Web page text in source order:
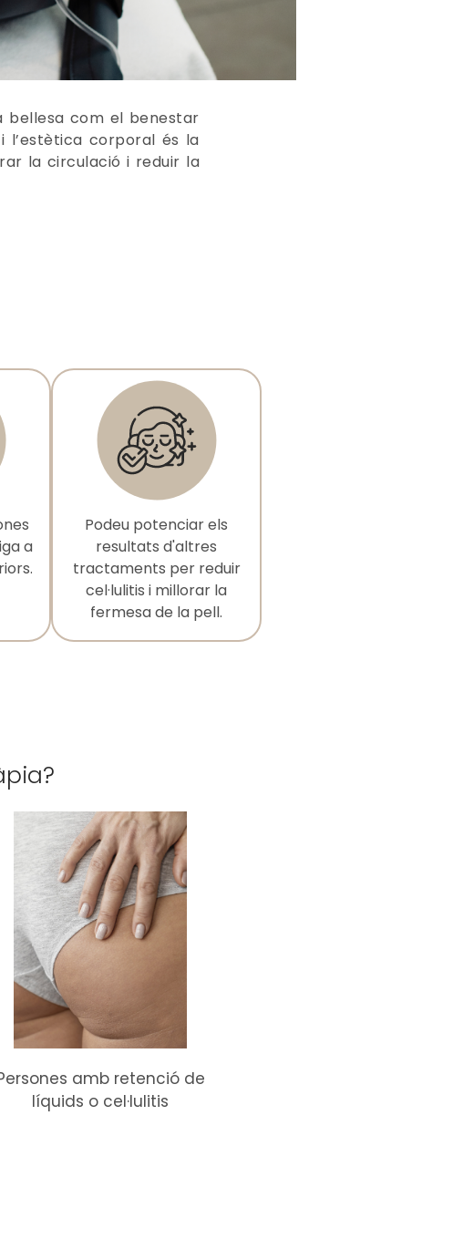
bellesa com el benestar
corporal és la
la circulació i reduir la
a
Podeu potenciar els
resultats d'altres
tractaments per reduir
cel·lulitis i millorar la
fermesa de la pell.
amb retenció de
líquids o cel·lulitis